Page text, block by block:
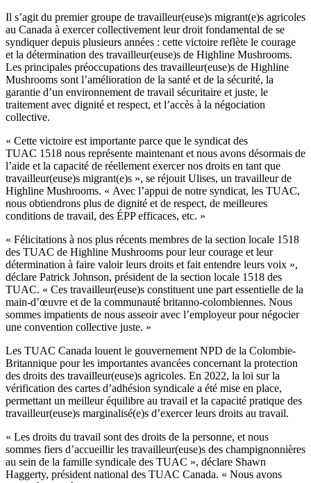
Il s’agit du premier groupe de travailleur(euse)s migrant(e)s agricoles
au Canada à exercer collectivement leur droit fondamental de se
syndiquer depuis plusieurs années : cette victoire reflète le courage
et la détermination des travailleur(euse)s de Highline Mushrooms.
Les principales préoccupations des travailleur(euse)s de Highline
Mushrooms sont l’amélioration de la santé et de la sécurité, la
garantie d’un environnement de travail sécuritaire et juste, le
traitement avec dignité et respect, et l’accès à la négociation
collective.
« Cette victoire est importante parce que le syndicat des
TUAC 1518 nous représente maintenant et nous avons désormais de
l’aide et la capacité de réellement exercer nos droits en tant que
travailleur(euse)s migrant(e)s », se réjouit Ulises, un travailleur de
Highline Mushrooms. « Avec l’appui de notre syndicat, les TUAC,
nous obtiendrons plus de dignité et de respect, de meilleures
conditions de travail, des ÉPP efficaces, etc. »
« Félicitations à nos plus récents membres de la section locale 1518
des TUAC de Highline Mushrooms pour leur courage et leur
détermination à faire valoir leurs droits et fait entendre leurs voix »,
déclare Patrick Johnson, président de la section locale 1518 des
TUAC. « Ces travailleur(euse)s constituent une part essentielle de la
main-d’œuvre et de la communauté britanno-colombiennes. Nous
sommes impatients de nous asseoir avec l’employeur pour négocier
une convention collective juste. »
Les TUAC Canada louent le gouvernement NPD de la Colombie-
Britannique pour les importantes avancées concernant la protection
des droits des travailleur(euse)s agricoles. En 2022, la loi sur la
vérification des cartes d’adhésion syndicale a été mise en place,
permettant un meilleur équilibre au travail et la capacité pratique des
travailleur(euse)s marginalisé(e)s d’exercer leurs droits au travail.
« Les droits du travail sont des droits de la personne, et nous
sommes fiers d’accueillir les travailleur(euse)s des champignonnières
au sein de la famille syndicale des TUAC », déclare Shawn
Haggerty, président national des TUAC Canada. « Nous avons